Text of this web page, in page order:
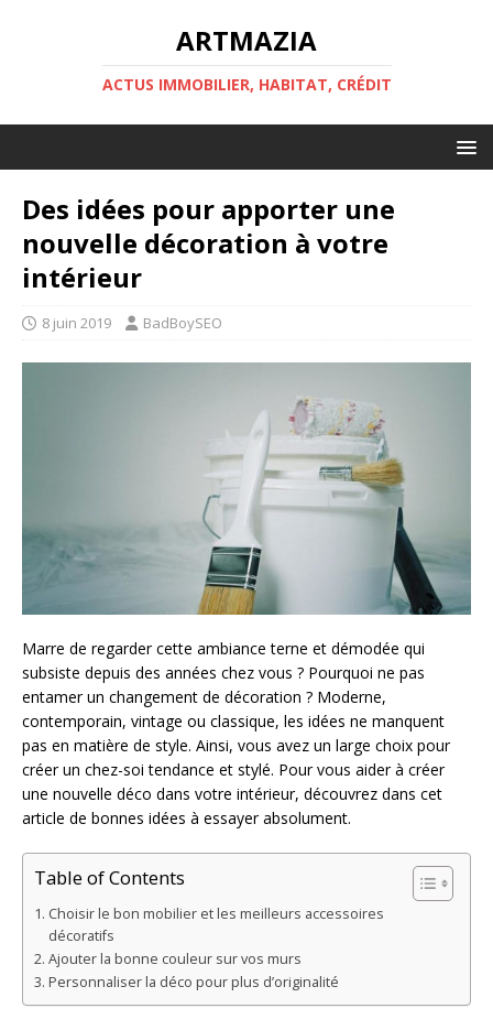
ARTMAZIA
ACTUS IMMOBILIER, HABITAT, CRÉDIT
Des idées pour apporter une
nouvelle décoration à votre
intérieur
8 juin 2019 BadBoySEO
Marre de regarder cette ambiance terne et démodée qui
subsiste depuis des années chez vous ? Pourquoi ne pas
entamer un changement de décoration ? Moderne,
contemporain, vintage ou classique, les idées ne manquent
pas en matière de style. Ainsi, vous avez un large choix pour
créer un chez-soi tendance et stylé. Pour vous aider à créer
une nouvelle déco dans votre intérieur, découvrez dans cet
article de bonnes idées à essayer absolument.
Table of Contents
Choisir le bon mobilier et les meilleurs accessoires
décoratifs
Ajouter la bonne couleur sur vos murs
Personnaliser la déco pour plus d’originalité